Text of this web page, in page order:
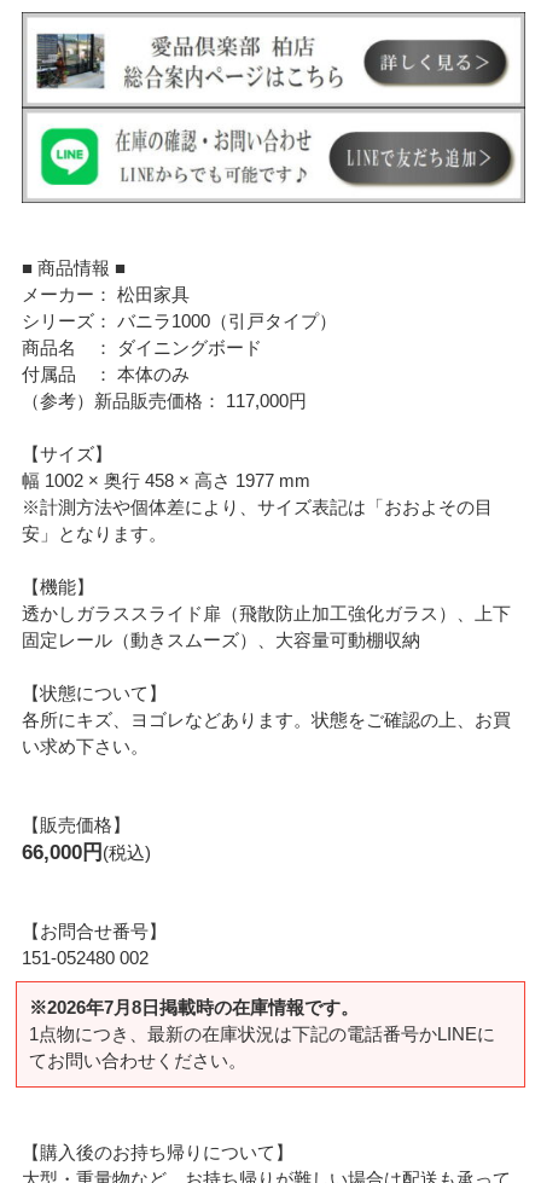
■ 商品情報 ■
メーカー： 松田家具
シリーズ： バニラ1000（引戸タイプ）
商品名 ： ダイニングボード
付属品 ： 本体のみ
（参考）新品販売価格： 117,000円
【サイズ】
幅 1002 × 奥行 458 × 高さ 1977 mm
※計測方法や個体差により、サイズ表記は「おおよその目
安」となります。
【機能】
透かしガラススライド扉（飛散防止加工強化ガラス）、上下
固定レール（動きスムーズ）、大容量可動棚収納
【状態について】
各所にキズ、ヨゴレなどあります。状態をご確認の上、お買
い求め下さい。
【販売価格】
66,000円(税込)
【お問合せ番号】
151-052480 002
※2026年7月8日掲載時の在庫情報です。
1点物につき、最新の在庫状況は下記の電話番号かLINEに
てお問い合わせください。
【購入後のお持ち帰りについて】
大型・重量物など、お持ち帰りが難しい場合は配送も承って